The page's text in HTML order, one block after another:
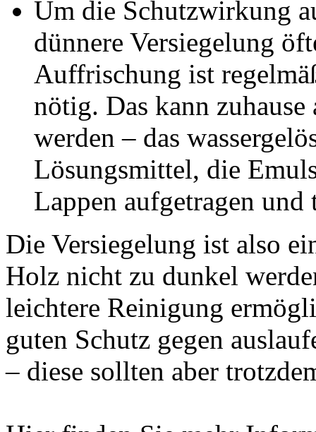
Um die Schutzwirkung
dünnere Versiegelung
Auffrischung ist
nötig. Das kann
werden – das
Lösungsmittel, die
Lappen aufgetragen
Die Versiegelung ist also
Holz nicht zu dunkel
leichtere Reinigung
guten Schutz gegen
– diese sollten aber